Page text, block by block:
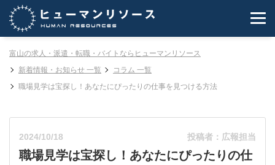
富山の求人・派遣・転職・バイトならヒューマンリソース
新着情報・お知らせ 一覧
コラム 一覧
職場見学は宝探し！あなたにぴったりの仕事を見つける方法
2024/10/18 投稿者：広報担当
職場見学は宝探し！あなたにぴったりの仕